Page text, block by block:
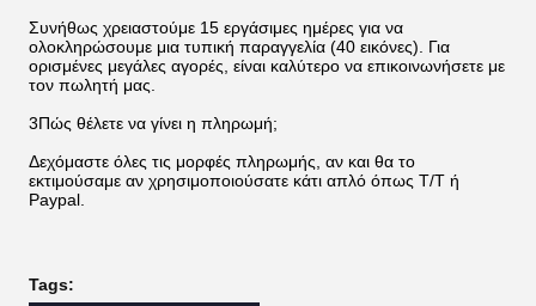
Συνήθως χρειαστούμε 15 εργάσιμες ημέρες για να
ολοκληρώσουμε μια τυπική παραγγελία (40 εικόνες). Για
ορισμένες μεγάλες αγορές, είναι καλύτερο να επικοινωνήσετε με
τον πωλητή μας.
3Πώς θέλετε να γίνει η πληρωμή;
Δεχόμαστε όλες τις μορφές πληρωμής, αν και θα το
εκτιμούσαμε αν χρησιμοποιούσατε κάτι απλό όπως T/T ή
Paypal.
Tags: